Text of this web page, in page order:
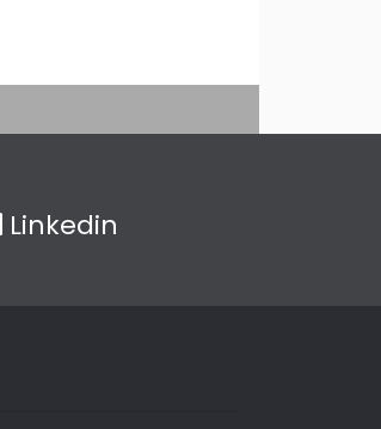
Linkedin